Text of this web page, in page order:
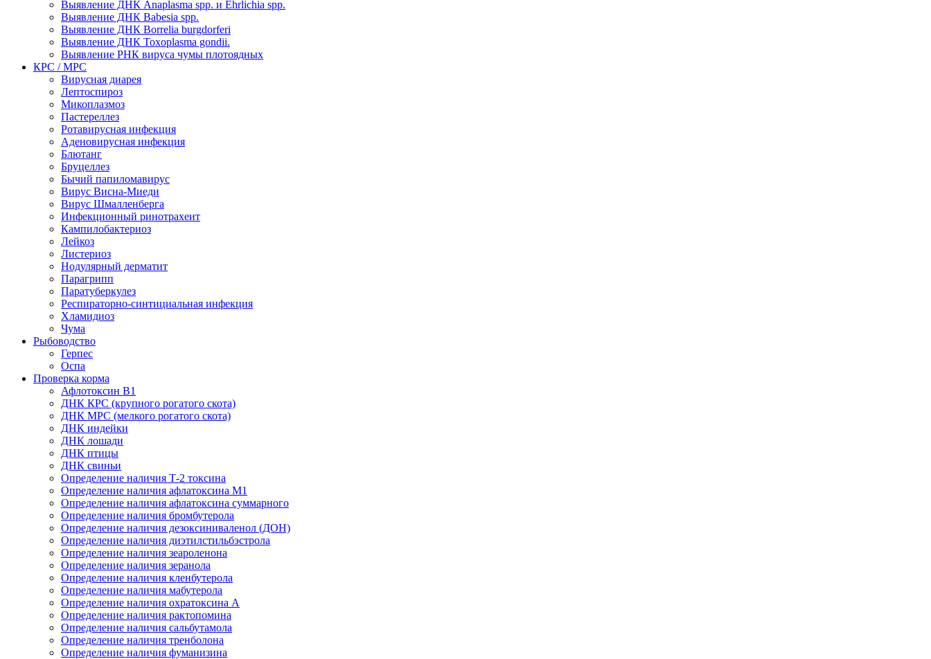
Выявление ДНК Anaplasma spp. и Ehrlichia spp.
Выявление ДНК Babesia spp.
Выявление ДНК Borrelia burgdorferi
Выявление ДНК Toxoplasma gondii.
Выявление РНК вируса чумы плотоядных
КРС / МРС
Вирусная диарея
Лептоспироз
Микоплазмоз
Пастереллез
Ротавирусная инфекция
Аденовирусная инфекция
Блютанг
Бруцеллез
Бычий папиломавирус
Вирус Висна-Миеди
Вирус Шмалленберга
Инфекционный ринотрахеит
Кампилобактериоз
Лейкоз
Листериоз
Нодулярный дерматит
Парагрипп
Паратуберкулез
Респираторно-синтициальная инфекция
Хламидиоз
Чума
Рыбоводство
Герпес
Оспа
Проверка корма
Афлотоксин В1
ДНК КРС (крупного рогатого скота)
ДНК МРС (мелкого рогатого скота)
ДНК индейки
ДНК лошади
ДНК птицы
ДНК свиньи
Определение наличия Т-2 токсина
Определение наличия афлатоксина М1
Определение наличия афлатоксина суммарного
Определение наличия бромбутерола
Определение наличия дезоксиниваленол (ДОН)
Определение наличия диэтилстильбэстрола
Определение наличия зеароленона
Определение наличия зеранола
Определение наличия кленбутерола
Определение наличия мабутерола
Определение наличия охратоксина А
Определение наличия рактопомина
Определение наличия сальбутамола
Определение наличия тренболона
Определение наличия фуманизина